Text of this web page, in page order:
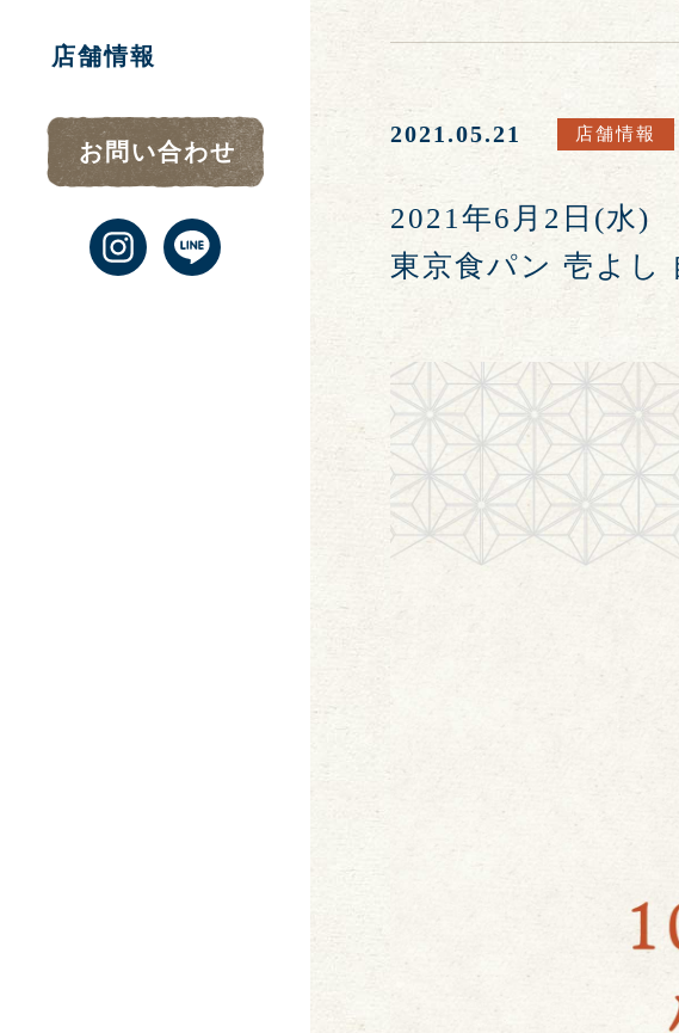
店舗情報
お問い合わせ
2021.05.21 店舗情報
2021年6月2日(水)
東京食パン 壱よし